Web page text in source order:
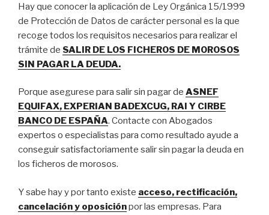
Hay que conocer la aplicación de Ley Orgánica 15/1999
de Protección de Datos de carácter personal es la que
recoge todos los requisitos necesarios para realizar el
trámite de SALIR DE LOS FICHEROS DE MOROSOS
SIN PAGAR LA DEUDA.
Porque asegurese para salir sin pagar de ASNEF
EQUIFAX, EXPERIAN BADEXCUG, RAI Y CIRBE
BANCO DE ESPAÑA. Contacte con Abogados
expertos o especialistas para como resultado ayude a
conseguir satisfactoriamente salir sin pagar la deuda en
los ficheros de morosos.
Y sabe hay y por tanto existe acceso, rectificación,
cancelación y oposiciónpor las empresas. Para